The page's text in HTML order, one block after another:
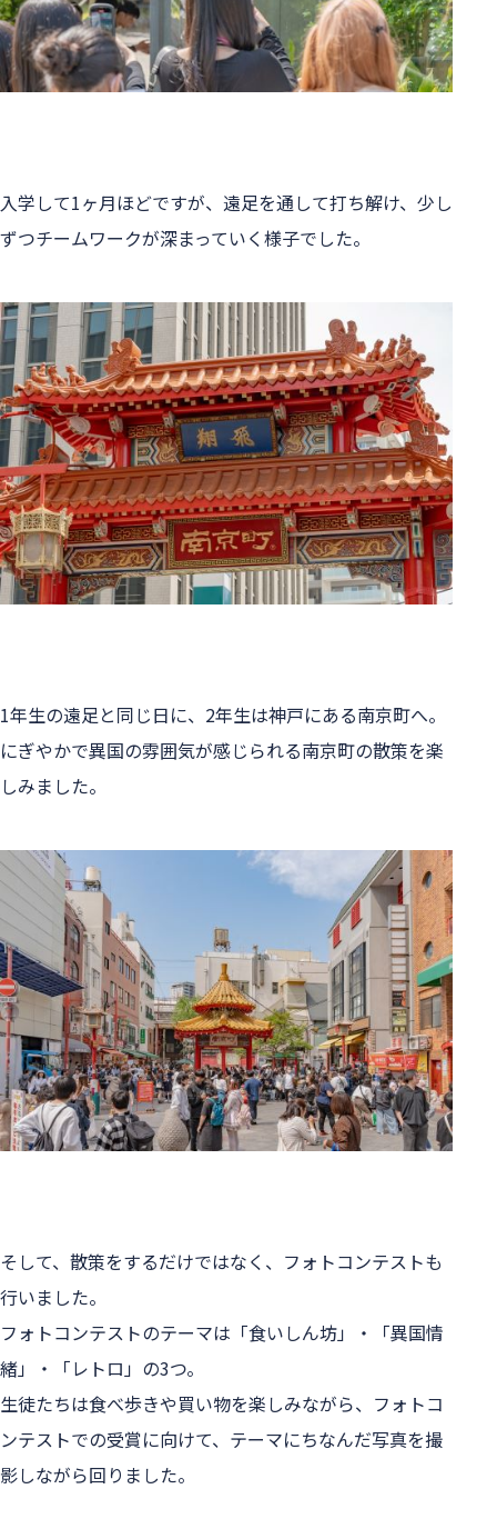
入学して1ヶ月ほどですが、遠足を通して打ち解け、少し
ずつチームワークが深まっていく様子でした。
1年生の遠足と同じ日に、2年生は神戸にある南京町へ。
にぎやかで異国の雰囲気が感じられる南京町の散策を楽
しみました。
そして、散策をするだけではなく、フォトコンテストも
行いました。
フォトコンテストのテーマは「食いしん坊」・「異国情
緒」・「レトロ」の3つ。
生徒たちは食べ歩きや買い物を楽しみながら、フォトコ
ンテストでの受賞に向けて、テーマにちなんだ写真を撮
影しながら回りました。